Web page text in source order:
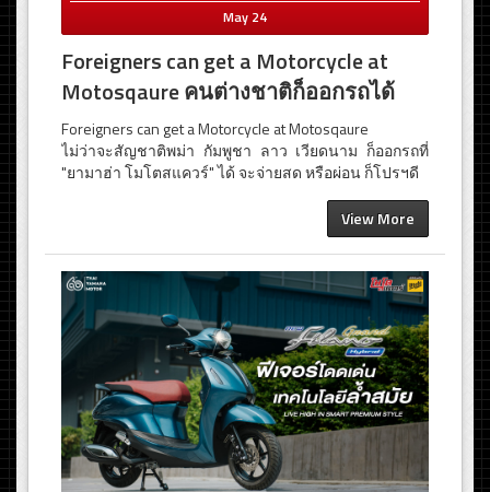
May 24
Foreigners can get a Motorcycle at
Motosqaure คนต่างชาติก็ออกรถได้
Foreigners can get a Motorcycle at Motosqaure
ไม่ว่าจะสัญชาติพม่า กัมพูชา ลาว เวียดนาม ก็ออกรถที่
"ยามาฮ่า โมโตสแควร์" ได้ จะจ่ายสด หรือผ่อน ก็โปรฯดี
View More